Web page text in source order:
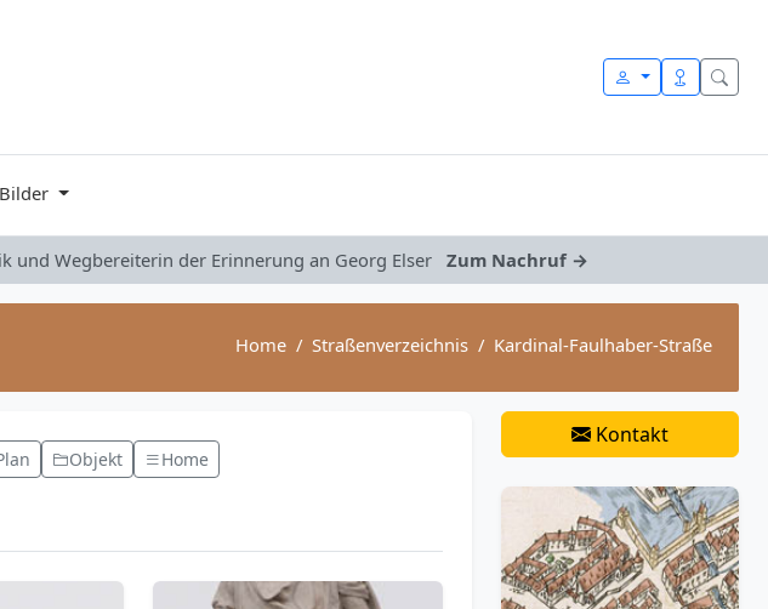
Bilder
und Wegbereiterin der Erinnerung an Georg Elser Zum Nachruf →
Home Straßenverzeichnis Kardinal-Faulhaber-Straße
Objekt Home
Kontakt